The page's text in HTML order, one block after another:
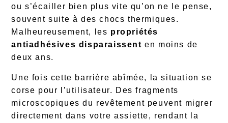
ou s’écailler bien plus vite qu’on ne le pense,
souvent suite à des chocs thermiques.
Malheureusement, les propriétés
antiadhésives disparaissent en moins de
deux ans.
Une fois cette barrière abîmée, la situation se
corse pour l’utilisateur. Des fragments
microscopiques du revêtement peuvent migrer
directement dans votre assiette, rendant la